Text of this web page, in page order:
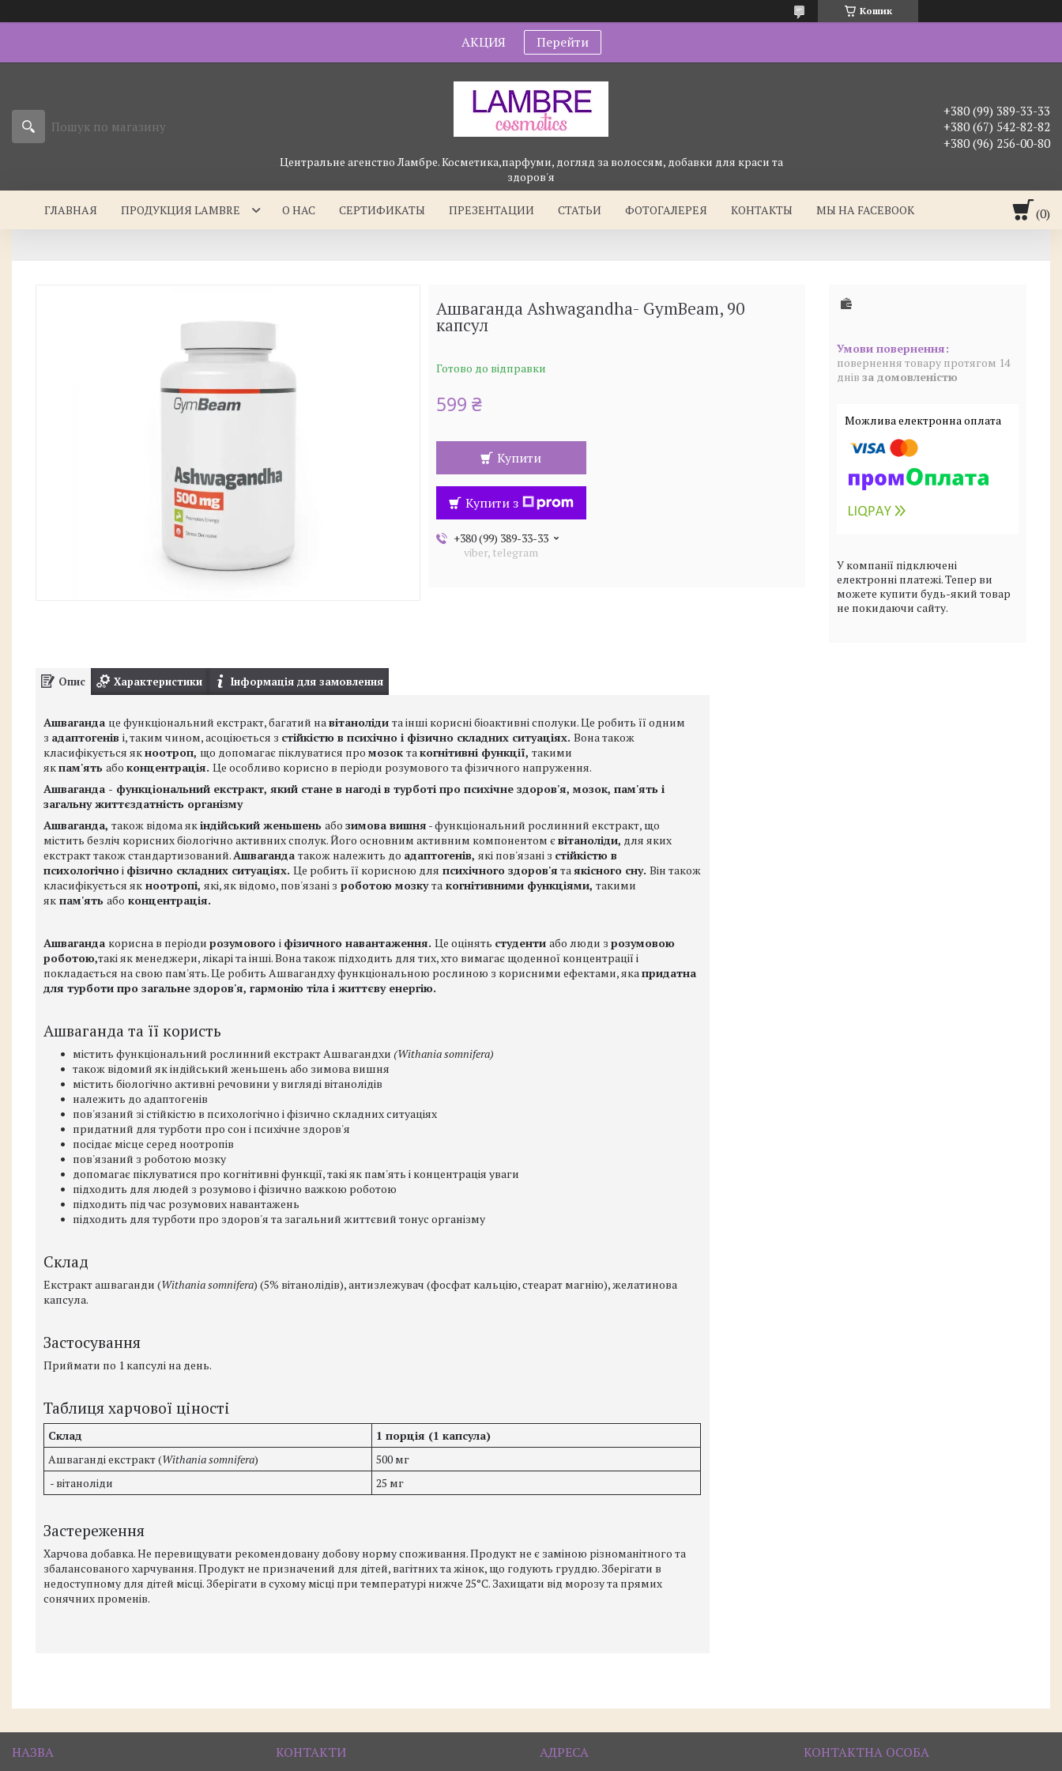
Кошик
АКЦИЯ Перейти
Центральне агенство Ламбре. Косметика,парфуми, догляд за волоссям, добавки для краси та
здоров'я
+380 (99) 389-33-33
+380 (67) 542-82-82
+380 (96) 256-00-80
ГЛАВНАЯ ПРОДУКЦИЯ LAMBRE О НАС СЕРТИФИКАТЫ ПРЕЗЕНТАЦИИ СТАТЬИ ФОТОГАЛЕРЕЯ КОНТАКТЫ МЫ НА FACEBOOK
Ашваганда Ashwagandha- GymBeam, 90
капсул
Готово до відправки
599 ₴
Купити
Купити з
+380 (99) 389-33-33
viber, telegram
повернення товару протягом 14
днів за домовленістю
У компанії підключені
електронні платежі. Тепер ви
можете купити будь-який товар
не покидаючи сайту.
Опис Характеристики Інформація для замовлення
Ашваганда це функціональний екстракт, багатий навітаноліди та інші корисні біоактивні сполуки. Це робить її одним
з адаптогенів і, таким чином, асоціюється з стійкістю в психічно і фізично складних ситуаціях. Вона також
класифікується якноотроп, що допомагає піклуватися про мозок такогнітивні функції, такими
якпам'ять або концентрація. Це особливо корисно в періоди розумового та фізичного напруження.
Ашваганда - функціональний екстракт, який стане в нагоді в турботі про психічне здоров'я, мозок, пам'ять і
загальну життєздатність організму
Ашваганда, також відома якіндійський женьшень або зимова вишня - функціональний рослинний екстракт, що
містить безліч корисних біологічно активних сполук. Його основним активним компонентом євітаноліди, для яких
екстракт також стандартизований.Ашваганда також належить до адаптогенів, які пов'язані з стійкістю в
психологічноі фізично складних ситуаціях. Це робить її корисною для психічного здоров'я таякісного сну. Він також
класифікується як ноотропі, які, як відомо, пов'язані з роботою мозкута когнітивними функціями, такими
як пам'ять або концентрація.
Ашваганда корисна в періоди розумового і фізичного навантаження. Це оцінять студенти або люди з розумовою
роботою,такі як менеджери, лікарі та інші. Вона також підходить для тих, хто вимагає щоденної концентрації і
покладається на свою пам'ять. Це робить Ашвагандху функціональною рослиною з корисними ефектами, якапридатна
для турботи про загальне здоров'я, гармонію тіла і життєву енергію.
Ашваганда та її користь
містить функціональний рослинний екстракт Ашвагандхи (Withania somnifera)
також відомий як індійський женьшень або зимова вишня
містить біологічно активні речовини у вигляді вітанолідів
належить до адаптогенів
пов'язаний зі стійкістю в психологічно і фізично складних ситуаціях
придатний для турботи про сон і психічне здоров'я
посідає місце серед ноотропів
пов'язаний з роботою мозку
допомагає піклуватися про когнітивні функції, такі як пам'ять і концентрація уваги
підходить для людей з розумово і фізично важкою роботою
підходить під час розумових навантажень
підходить для турботи про здоров'я та загальний життєвий тонус організму
Склад
Екстракт ашваганди (Withania somnifera) (5% вітанолідів), антизлежувач (фосфат кальцію, стеарат магнію), желатинова
капсула.
Застосування
Приймати по 1 капсулі на день.
Таблиця харчової ціності
Склад
1 порція (1 капсула)
Ашваганді екстракт (Withania somnifera)
500 мг
- вітаноліди
25 мг
Застереження
Харчова добавка. Не перевищувати рекомендовану добову норму споживання. Продукт не є заміною різноманітного та
збалансованого харчування. Продукт не призначений для дітей, вагітних та жінок, що годують груддю. Зберігати в
недоступному для дітей місці. Зберігати в сухому місці при температурі нижче 25°C. Захищати від морозу та прямих
сонячних променів.